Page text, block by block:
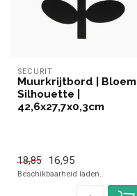
SECURIT
Muurkrijtbord | Bloem |
Silhouette |
42,6x27,7x0,3cm
18,85 16,95
Beschikbaarheid laden..